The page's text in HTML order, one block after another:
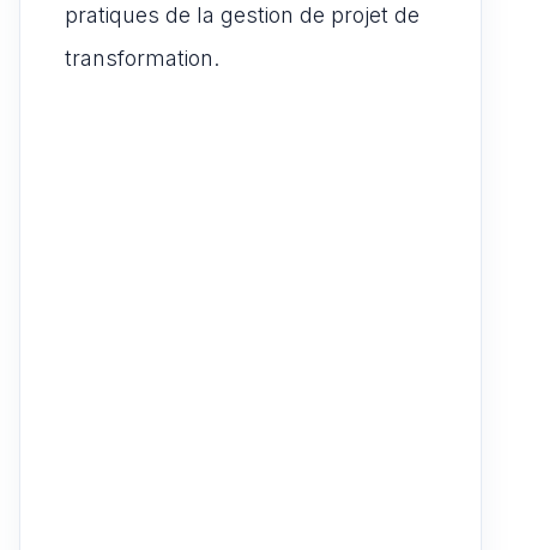
pratiques de la gestion de projet de
transformation.